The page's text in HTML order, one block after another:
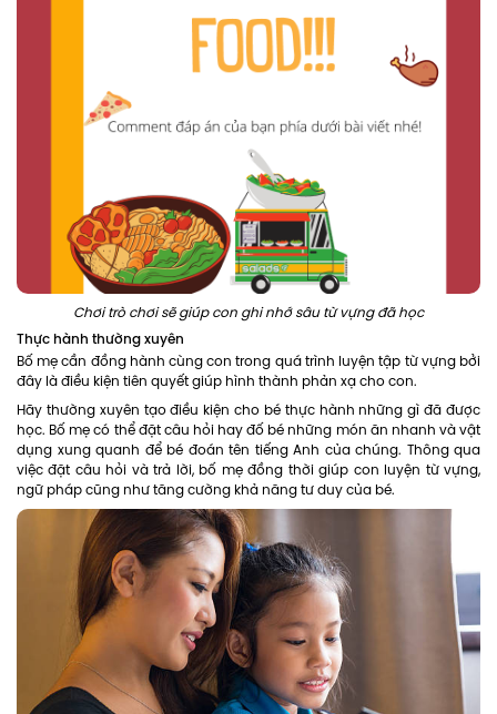
Chơi trò chơi sẽ giúp con ghi nhớ sâu từ vựng đã học
Thực hành thường xuyên
Bố mẹ cần đồng hành cùng con trong quá trình luyện tập từ vựng bởi
đây là điều kiện tiên quyết giúp hình thành phản xạ cho con.
Hãy thường xuyên tạo điều kiện cho bé thực hành những gì đã được
học. Bố mẹ có thể đặt câu hỏi hay đố bé những món ăn nhanh và vật
dụng xung quanh để bé đoán tên tiếng Anh của chúng. Thông qua
việc đặt câu hỏi và trả lời, bố mẹ đồng thời giúp con luyện từ vựng,
ngữ pháp cũng như tăng cường khả năng tư duy của bé.